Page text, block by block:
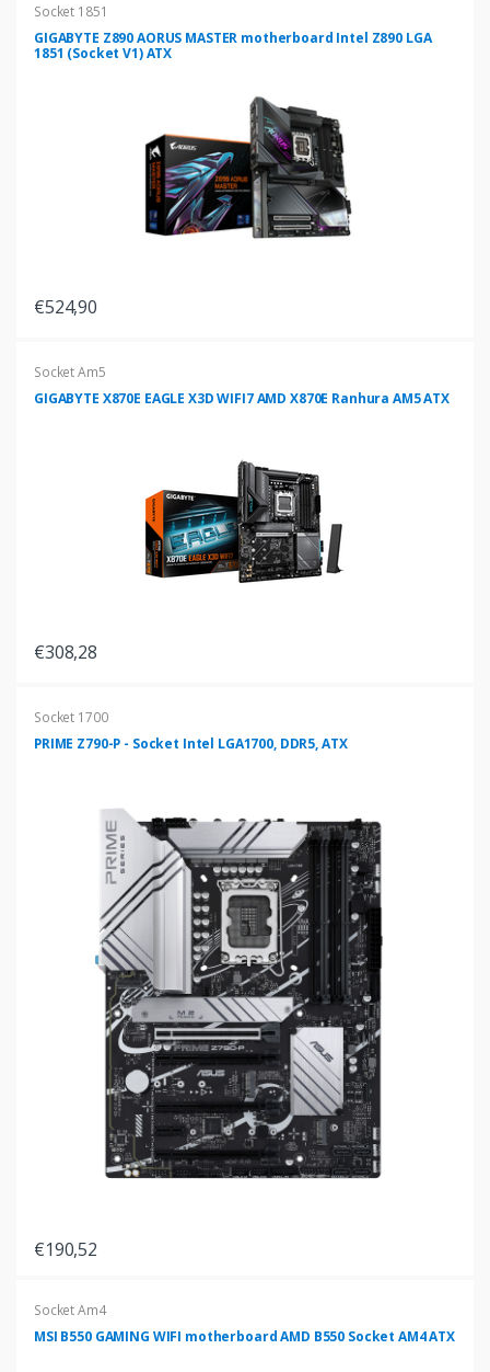
Socket 1851
GIGABYTE Z890 AORUS MASTER motherboard Intel Z890 LGA
1851 (Socket V1) ATX
€524,90
Socket Am5
GIGABYTE X870E EAGLE X3D WIFI7 AMD X870E Ranhura AM5 ATX
€308,28
Socket 1700
PRIME Z790-P - Socket Intel LGA1700, DDR5, ATX
€190,52
Socket Am4
MSI B550 GAMING WIFI motherboard AMD B550 Socket AM4 ATX